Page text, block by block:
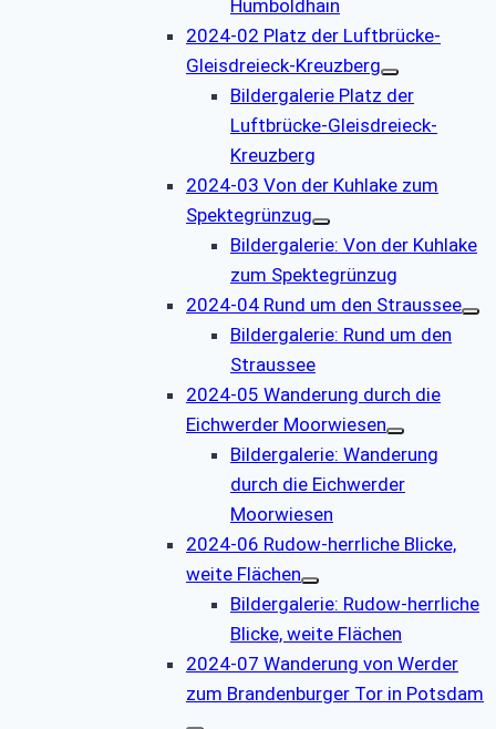
Humboldhain
2024-02 Platz der Luftbrücke-
Gleisdreieck-Kreuzberg
Bildergalerie Platz der
Luftbrücke-Gleisdreieck-
Kreuzberg
2024-03 Von der Kuhlake zum
Spektegrünzug
Bildergalerie: Von der Kuhlake
zum Spektegrünzug
2024-04 Rund um den Straussee
Bildergalerie: Rund um den
Straussee
2024-05 Wanderung durch die
Eichwerder Moorwiesen
Bildergalerie: Wanderung
durch die Eichwerder
Moorwiesen
2024-06 Rudow-herrliche Blicke,
weite Flächen
Bildergalerie: Rudow-herrliche
Blicke, weite Flächen
2024-07 Wanderung von Werder
zum Brandenburger Tor in Potsdam